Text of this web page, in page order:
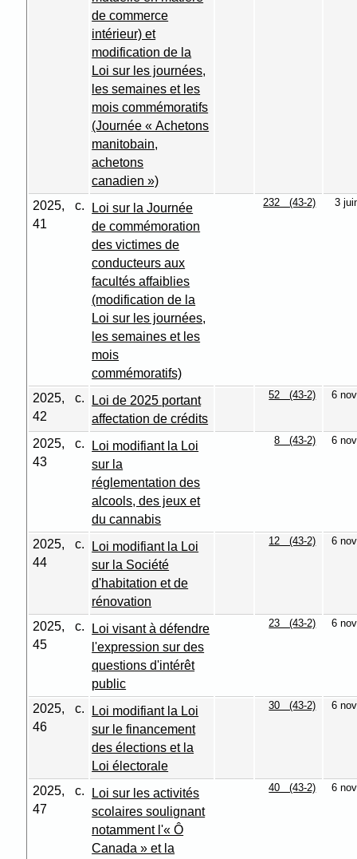
de commerce
intérieur) et
modification de la
Loi sur les journées,
les semaines et les
mois commémoratifs
(Journée « Achetons
manitobain,
achetons
canadien »)
2025, c.
41
Loi sur la Journée
de commémoration
des victimes de
conducteurs aux
facultés affaiblies
(modification de la
Loi sur les journées,
les semaines et les
mois
commémoratifs)
232 (43-2) 3
2025, c.
42
Loi de 2025 portant
affectation de crédits
52 (43-2) 6
2025, c.
43
Loi modifiant la Loi
sur la
réglementation des
alcools, des jeux et
du cannabis
8 (43-2) 6
2025, c.
44
Loi modifiant la Loi
sur la Société
d'habitation et de
rénovation
12 (43-2) 6
2025, c.
45
Loi visant à défendre
l'expression sur des
questions d'intérêt
public
23 (43-2) 6
2025, c.
46
Loi modifiant la Loi
sur le financement
des élections et la
Loi électorale
30 (43-2) 6
2025, c.
47
Loi sur les activités
scolaires soulignant
notamment l'« Ô
Canada » et la
40 (43-2) 6